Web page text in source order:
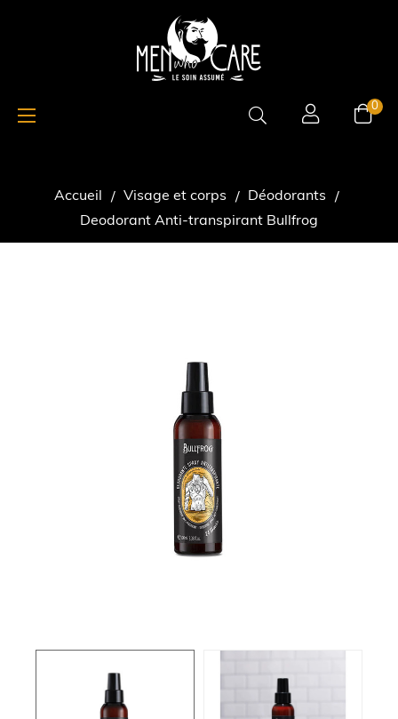
0
Basculer
la
☰
Accueil Visage et corps
Déodorants
Deodorant Anti-transpirant Bullfrog